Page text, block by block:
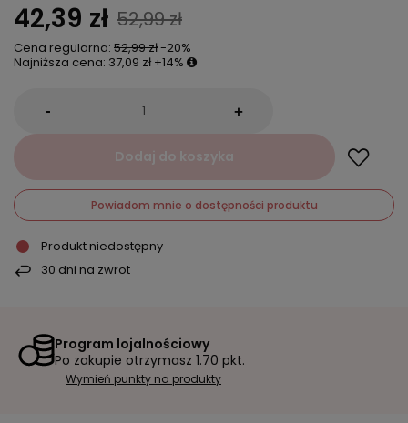
42,39 zł 52,99 zł
Cena regularna: 52,99 zł-20%
Najniższa cena: 37,09 zł +14%
- +
Dodaj do koszyka
Powiadom mnie o dostępności produktu
Produkt niedostępny
30 dni na zwrot
Program lojalnościowy
Po zakupie otrzymasz 1.70 pkt.
Wymień punkty na produkty